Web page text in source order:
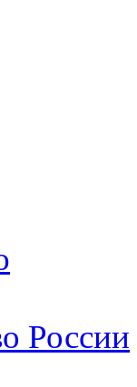
России